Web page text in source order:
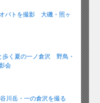
バトを撮影 大磯・照ヶ
歩く夏の一ノ倉沢 野鳥・
会
川岳・一の倉沢を撮る